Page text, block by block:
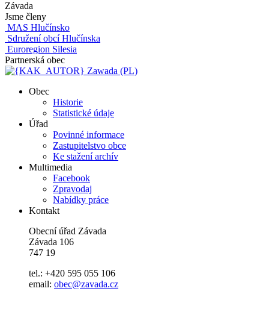
Závada
Jsme členy
MAS Hlučínsko
Sdružení obcí Hlučínska
Euroregion Silesia
Partnerská obec
Zawada (PL)
Obec
Historie
Statistické údaje
Úřad
Povinné informace
Zastupitelstvo obce
Ke stažení archív
Multimedia
Facebook
Zpravodaj
Nabídky práce
Kontakt
Obecní úřad Závada
Závada 106
747 19
tel.: +420 595 055 106
email: obec@zavada.cz